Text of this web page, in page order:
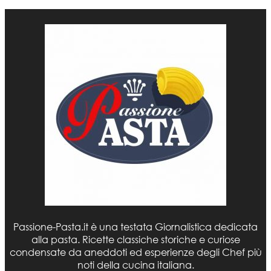
Passione-Pasta.it è una testata Giornalistica dedicata
alla pasta. Ricette classiche storiche e curiose
condensate da aneddoti ed esperienze degli Chef più
noti della cucina italiana.